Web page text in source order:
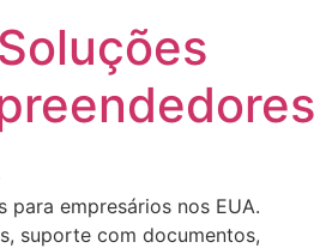
para empresários nos EUA.
suporte com documentos,